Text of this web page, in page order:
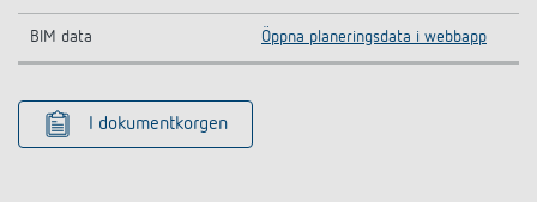
BIM data Öppna planeringsdata i webbapp
I dokumentkorgen